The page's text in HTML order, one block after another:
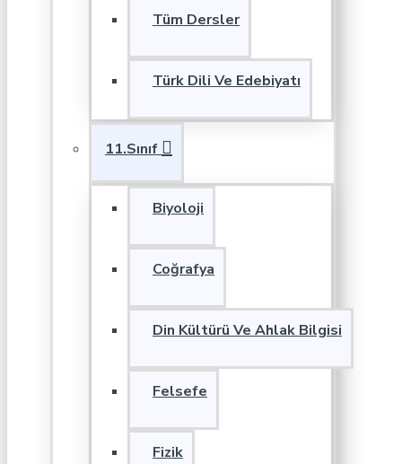
Tüm Dersler
Türk Dili Ve Edebiyatı
11.Sınıf
Biyoloji
Coğrafya
Din Kültürü Ve Ahlak Bilgisi
Felsefe
Fizik